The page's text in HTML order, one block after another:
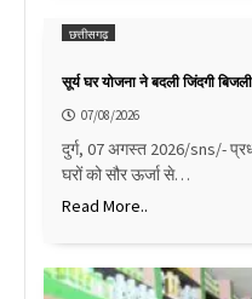
छत्तीसगढ़
सूर्य घर योजना ने बदली जिंदगी
07/08/2026
दुर्ग, 07 अगस्त 2026/sns/-
घरों को सौर ऊर्जा से…
Read More..